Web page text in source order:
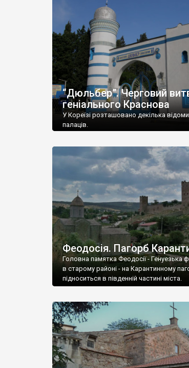
“Дюльбер”. Черговий
геніального Краснова
У Кореїзі розташовано декілька
палаців.
Феодосія. Пагорб
Головна памятка Феодосії - Генуезька
в старому районі - на Карантинному
підноситься в південній частині міста.